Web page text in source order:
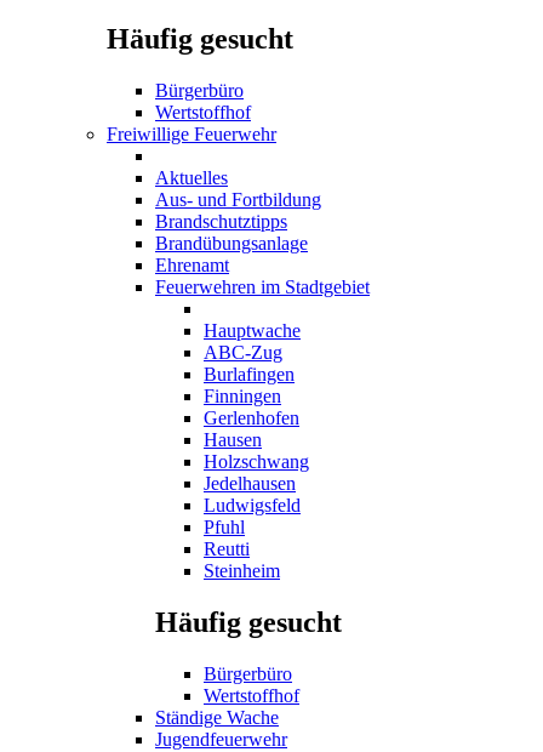
Häufig gesucht
Bürgerbüro
Wertstoffhof
Freiwillige Feuerwehr
Aktuelles
Aus- und Fortbildung
Brandschutztipps
Brandübungsanlage
Ehrenamt
Feuerwehren im Stadtgebiet
Hauptwache
ABC-Zug
Burlafingen
Finningen
Gerlenhofen
Hausen
Holzschwang
Jedelhausen
Ludwigsfeld
Pfuhl
Reutti
Steinheim
Häufig gesucht
Bürgerbüro
Wertstoffhof
Ständige Wache
Jugendfeuerwehr